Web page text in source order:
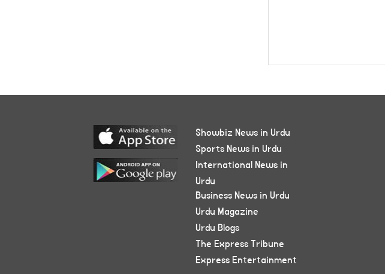
Showbiz News in Urdu
Sports News in Urdu
International News in
Urdu
Business News in Urdu
Urdu Magazine
Urdu Blogs
The Express Tribune
Express Entertainment